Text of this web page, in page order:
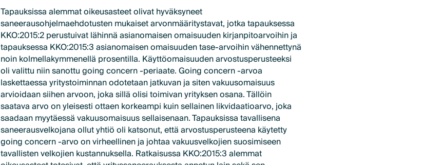
Tapauksissa alemmat oikeusasteet olivat hyväksyneet
saneerausohjelmaehdotusten mukaiset arvonmääritystavat, jotka tapauksessa
KKO:2015:2 perustuivat lähinnä asianomaisen omaisuuden kirjanpitoarvoihin ja
tapauksessa KKO:2015:3 asianomaisen omaisuuden tase-arvoihin vähennettynä
noin kolmellakymmenellä prosentilla. Käyttöomaisuuden arvostusperusteeksi
oli valittu niin sanottu going concern -periaate. Going concern -arvoa
laskettaessa yritystoiminnan odotetaan jatkuvan ja siten vakuusomaisuus
arvioidaan siihen arvoon, joka sillä olisi toimivan yrityksen osana. Tällöin
saatava arvo on yleisesti ottaen korkeampi kuin sellainen likvidaatioarvo, joka
saadaan myytäessä vakuusomaisuus sellaisenaan. Tapauksissa tavallisena
saneerausvelkojana ollut yhtiö oli katsonut, että arvostusperusteena käytetty
going concern -arvo on virheellinen ja johtaa vakuusvelkojien suosimiseen
tavallisten velkojien kustannuksella. Ratkaisussa KKO:2015:3 alemmat